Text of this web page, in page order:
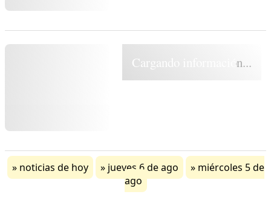
Cargando información...
noticias de hoy jueves 6 de ago
miércoles 5 de
ago